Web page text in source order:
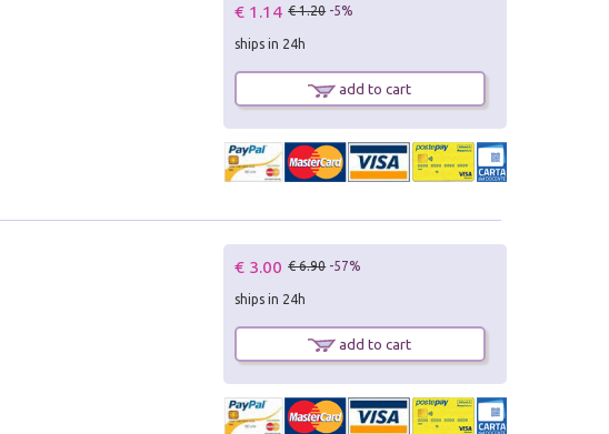
€ 1.14 € 1.20 -5%
ships in 24h
add to cart
€ 3.00 € 6.90 -57%
ships in 24h
add to cart